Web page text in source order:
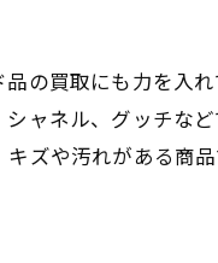
の買取にも力を入
ャネル、グッチな
ズや汚れがある商